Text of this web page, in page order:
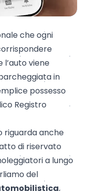
che ogni
viene
in
possesso
Registro
riguarda anche
di riservato
a lungo
del
,